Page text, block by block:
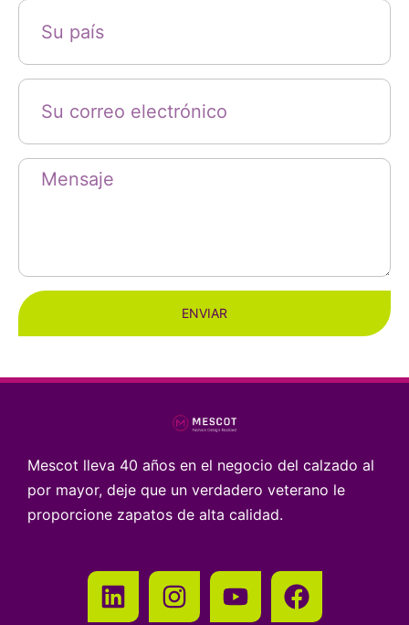
ENVIAR
Mescot lleva 40 años en el negocio del calzado al
por mayor, deje que un verdadero veterano le
proporcione zapatos de alta calidad.